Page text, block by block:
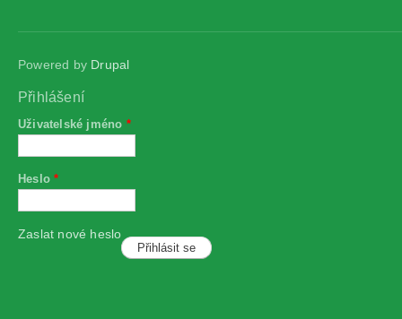
Powered by Drupal
Přihlášení
Uživatelské jméno *
Heslo*
Zaslat nové heslo